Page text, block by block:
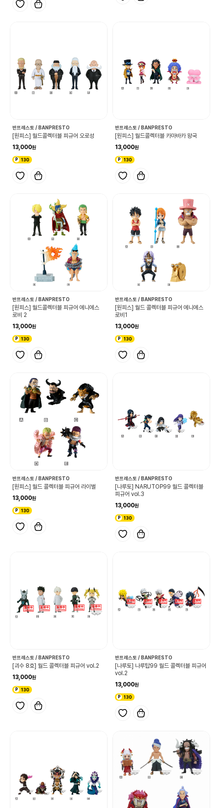
반프레스토 / BANPRESTO
[원피스] 월드콜렉터블 피규어 오로성
13,000
130
반프레스토 / BANPRESTO
[원피스] 월드콜렉터블 카마바카 왕국
13,000
130
반프레스토 / BANPRESTO
[원피스] 월드콜렉터블 피규어 에니에스
로비 2
13,000
130
반프레스토 / BANPRESTO
[원피스] 월드 콜렉터블 피규어 에니에스
로비1
13,000
130
반프레스토 / BANPRESTO
[원피스] 월드 콜렉터블 피규어 라이벌
13,000
130
반프레스토 / BANPRESTO
[나루토] NARUTOP99 월드 콜렉터블
피규어 vol.3
13,000
130
반프레스토 / BANPRESTO
[괴수 8호] 월드 콜렉터블 피규어 vol.2
13,000
130
반프레스토 / BANPRESTO
[나루토] 나루탑99 월드 콜렉터블 피규어
vol.2
13,000
130